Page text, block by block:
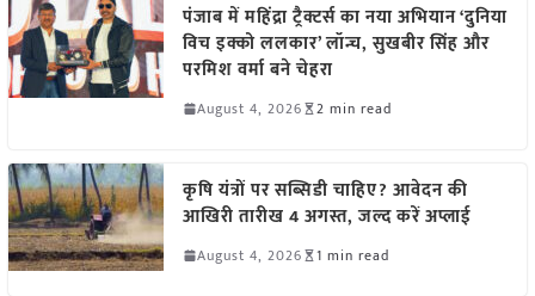
पंजाब में महिंद्रा ट्रैक्टर्स का नया अभियान ‘दुनिया
विच इक्को ललकार’ लॉन्च, सुखबीर सिंह और
परमिश वर्मा बने चेहरा
August 4, 2026 2 min read
कृषि यंत्रों पर सब्सिडी चाहिए? आवेदन की
आखिरी तारीख 4 अगस्त, जल्द करें अप्लाई
August 4, 2026 1 min read